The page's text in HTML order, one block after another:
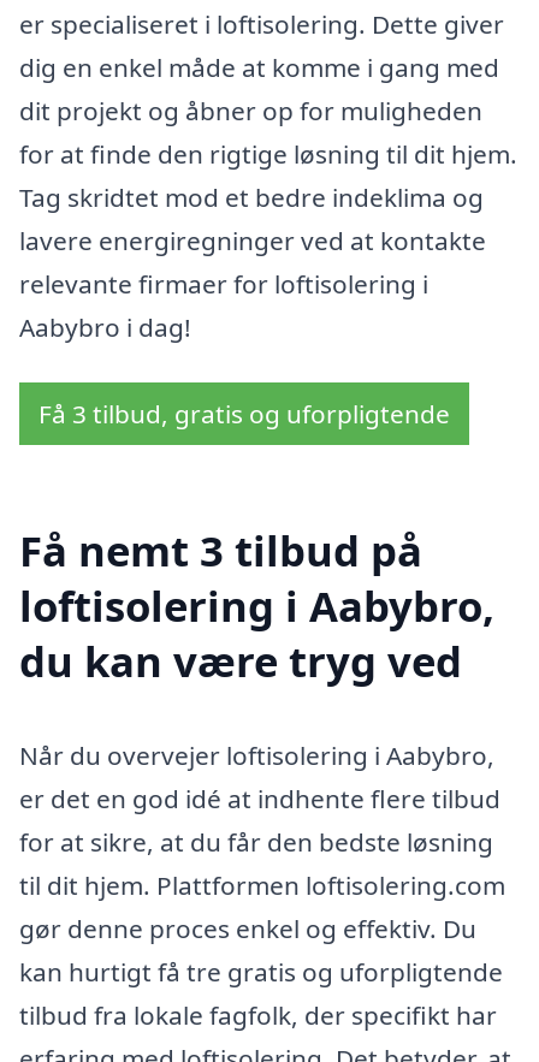
er specialiseret i loftisolering. Dette giver
dig en enkel måde at komme i gang med
dit projekt og åbner op for muligheden
for at finde den rigtige løsning til dit hjem.
Tag skridtet mod et bedre indeklima og
lavere energiregninger ved at kontakte
relevante firmaer for loftisolering i
Aabybro i dag!
Få 3 tilbud, gratis og uforpligtende
Få nemt 3 tilbud på
loftisolering i Aabybro,
du kan være tryg ved
Når du overvejer loftisolering i Aabybro,
er det en god idé at indhente flere tilbud
for at sikre, at du får den bedste løsning
til dit hjem. Plattformen loftisolering.com
gør denne proces enkel og effektiv. Du
kan hurtigt få tre gratis og uforpligtende
tilbud fra lokale fagfolk, der specifikt har